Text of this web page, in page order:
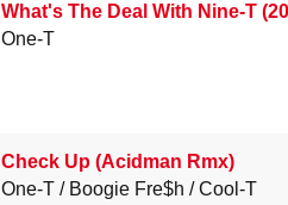
What's The Deal With Nine-T
One-T
Check Up (Acidman Rmx)
One-T
Boogie Fre$h Cool-T